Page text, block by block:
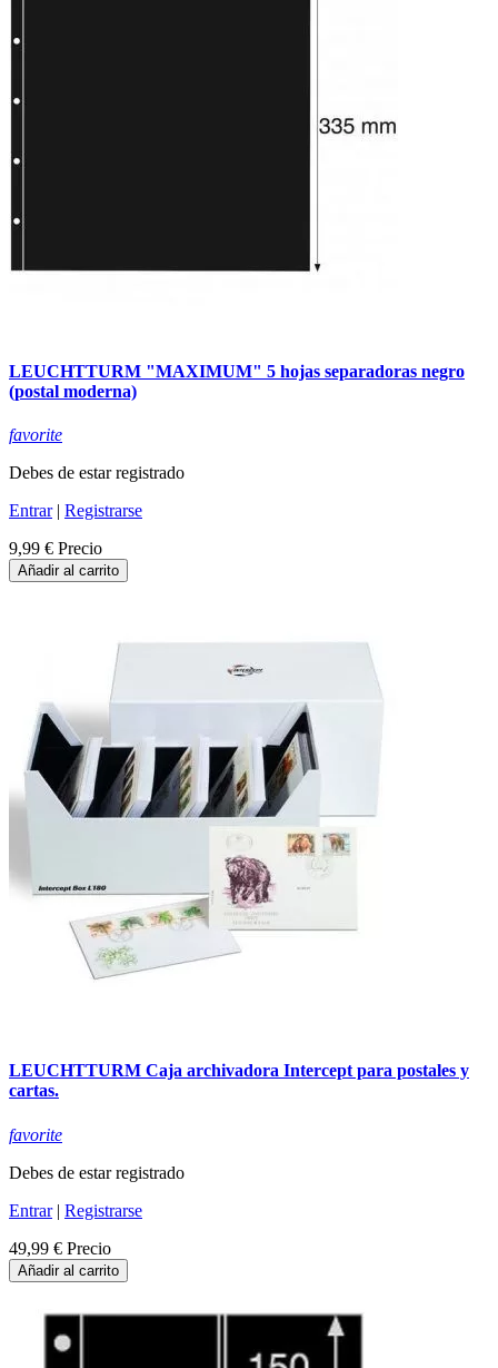
LEUCHTTURM "MAXIMUM" 5 hojas separadoras negro
(postal moderna)
favorite
Debes de estar registrado
Entrar| Registrarse
9,99 € Precio
Añadir al carrito
LEUCHTTURM Caja archivadora Intercept para postales y
cartas.
favorite
Debes de estar registrado
Entrar| Registrarse
49,99 € Precio
Añadir al carrito